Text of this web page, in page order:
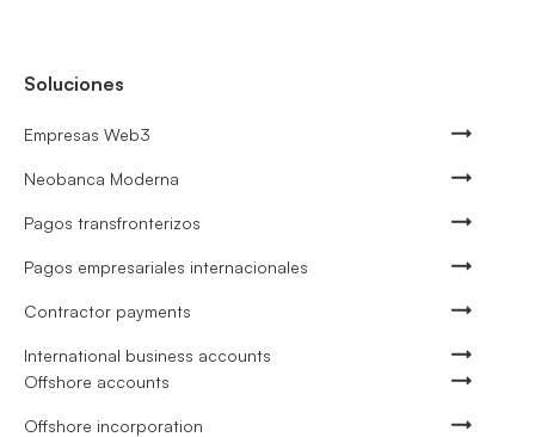
Soluciones
Empresas Web3
Neobanca Moderna
Pagos transfronterizos
Pagos empresariales internacionales
Contractor payments
International business accounts
Offshore accounts
Offshore incorporation